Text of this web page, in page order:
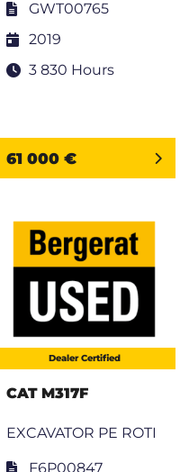
GWT00765
2019
3 830 Hours
61 000 €
Dealer Certified
CAT M317F
EXCAVATOR PE ROTI
F6P00847